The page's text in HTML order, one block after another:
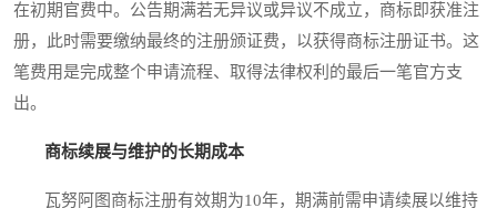
在初期官费中。公告期满若无异议或异议不成立，商标即获准注
册，此时需要缴纳最终的注册颁证费，以获得商标注册证书。这
笔费用是完成整个申请流程、取得法律权利的最后一笔官方支
出。
商标续展与维护的长期成本
瓦努阿图商标注册有效期为10年，期满前需申请续展以维持